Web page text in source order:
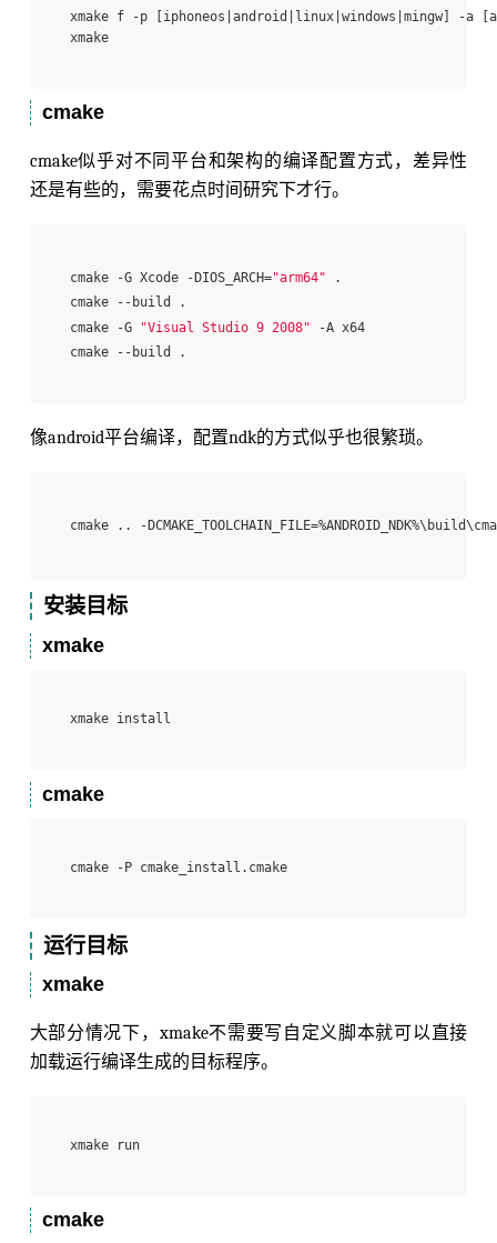
xmake f -p [iphoneos|android|linux|windows|mingw] -a
xmake
cmake
cmake似乎对不同平台和架构的编译配置方式，差异性
还是有些的，需要花点时间研究下才行。
cmake -G Xcode -DIOS_ARCH="arm64" .
cmake --build .
cmake -G
"Visual Studio 9 2008" -A x64
像android平台编译，配置ndk的方式似乎也很繁琐。
cmake .. -
安装目标
xmake
cmake
cmake -P cmake_install.cmake
运行目标
xmake
大部分情况下，xmake不需要写自定义脚本就可以直接
加载运行编译生成的目标程序。
cmake